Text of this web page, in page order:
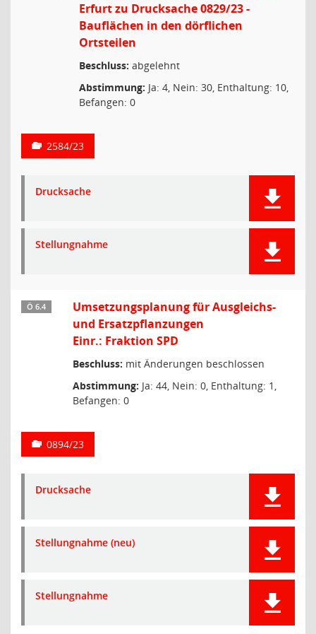
Erfurt zu Drucksache 0829/23 -
Bauflächen in den dörflichen
Ortsteilen
Beschluss: abgelehnt
Abstimmung: Ja: 4, Nein: 30, Enthaltung: 10,
Befangen: 0
2584/23
Drucksache
Stellungnahme
Ö 6.4
Umsetzungsplanung für Ausgleichs-
und Ersatzpflanzungen
Einr.: Fraktion SPD
Beschluss: mit Änderungen beschlossen
Abstimmung: Ja: 44, Nein: 0, Enthaltung: 1,
Befangen: 0
0894/23
Drucksache
Stellungnahme (neu)
Stellungnahme